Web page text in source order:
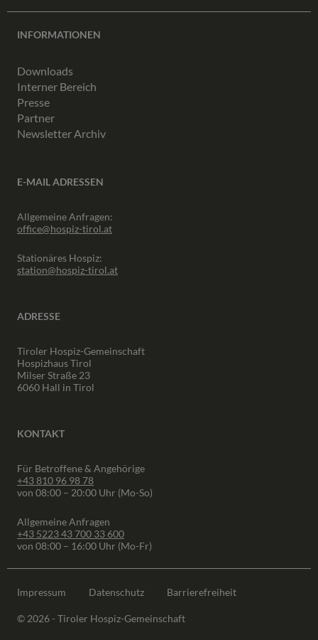
INFORMATIONEN
Downloads
Interner Bereich
Presse
Partner
Newsletter Archiv
E-MAIL ADRESSEN
Allgemeine Anfragen:
office@hospiz-tirol.at
Stationäres Hospiz:
station@hospiz-tirol.at
ADRESSE
Tiroler Hospiz-Gemeinschaft
Hospizhaus Tirol
Milser Straße 23
6060 Hall in Tirol
KONTAKT
Für Betroffene & Angehörige
+43 810 96 98 78
von 08:00 – 20:00 Uhr (Mo-So)
Allgemeine Anfragen
+43 5223 43 700 33 600
von 08:00 – 16:00 Uhr (Mo-Fr)
Impressum Datenschutz Barrierefreiheit
© 2026 - Tiroler Hospiz-Gemeinschaft